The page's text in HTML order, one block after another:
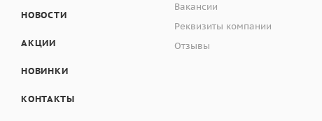
НОВОСТИ
АКЦИИ
НОВИНКИ
КОНТАКТЫ
Вакансии
Реквизиты компании
Отзывы